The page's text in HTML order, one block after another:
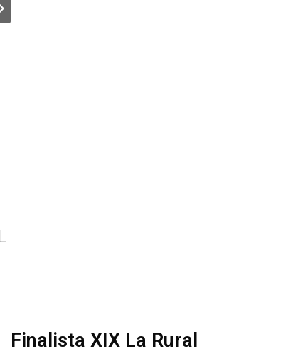
Finalista XIX La Rural